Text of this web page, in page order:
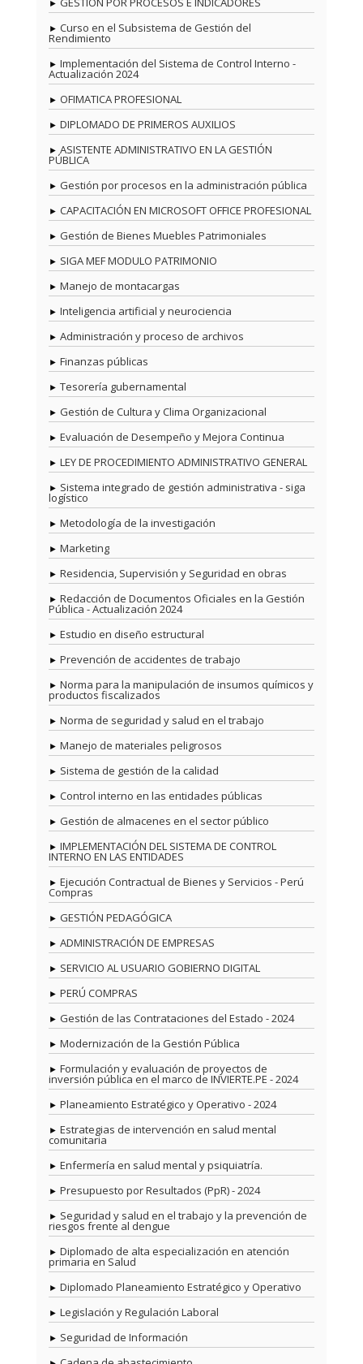
Curso en el Subsistema de Gestión del
Rendimiento
Implementación del Sistema de Control Interno -
Actualización 2024
OFIMATICA PROFESIONAL
DIPLOMADO DE PRIMEROS AUXILIOS
ASISTENTE ADMINISTRATIVO EN LA GESTIÓN
PÚBLICA
Gestión por procesos en la administración pública
CAPACITACIÓN EN MICROSOFT OFFICE PROFESIONAL
Gestión de Bienes Muebles Patrimoniales
SIGA MEF MODULO PATRIMONIO
Manejo de montacargas
Inteligencia artificial y neurociencia
Administración y proceso de archivos
Finanzas públicas
Tesorería gubernamental
Gestión de Cultura y Clima Organizacional
Evaluación de Desempeño y Mejora Continua
LEY DE PROCEDIMIENTO ADMINISTRATIVO GENERAL
Sistema integrado de gestión administrativa - siga
logístico
Metodología de la investigación
Marketing
Residencia, Supervisión y Seguridad en obras
Redacción de Documentos Oficiales en la Gestión
Pública - Actualización 2024
Estudio en diseño estructural
Prevención de accidentes de trabajo
Norma para la manipulación de insumos químicos y
productos fiscalizados
Norma de seguridad y salud en el trabajo
Manejo de materiales peligrosos
Sistema de gestión de la calidad
Control interno en las entidades públicas
Gestión de almacenes en el sector público
IMPLEMENTACIÓN DEL SISTEMA DE CONTROL
INTERNO EN LAS ENTIDADES
Ejecución Contractual de Bienes y Servicios - Perú
Compras
GESTIÓN PEDAGÓGICA
ADMINISTRACIÓN DE EMPRESAS
SERVICIO AL USUARIO GOBIERNO DIGITAL
PERÚ COMPRAS
Gestión de las Contrataciones del Estado - 2024
Modernización de la Gestión Pública
Formulación y evaluación de proyectos de
inversión pública en el marco de INVIERTE.PE - 2024
Planeamiento Estratégico y Operativo - 2024
Estrategias de intervención en salud mental
comunitaria
Enfermería en salud mental y psiquiatría.
Presupuesto por Resultados (PpR) - 2024
Seguridad y salud en el trabajo y la prevención de
riesgos frente al dengue
Diplomado de alta especialización en atención
primaria en Salud
Diplomado Planeamiento Estratégico y Operativo
Legislación y Regulación Laboral
Seguridad de Información